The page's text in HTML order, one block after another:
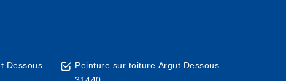
Dessous
Peinture sur toiture Argut Dessous